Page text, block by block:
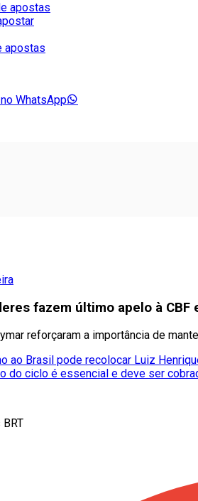
apostas
apostas
WhatsApp
fazem último apelo à
reforçaram a importância de
ao Brasil pode recolocar Luiz
do ciclo é essencial e deve ser